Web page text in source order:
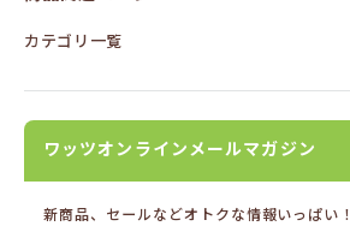
カテゴリ一覧
ワッツオンラインメールマガジン
新商品、セールなどオトクな情報いっぱい！